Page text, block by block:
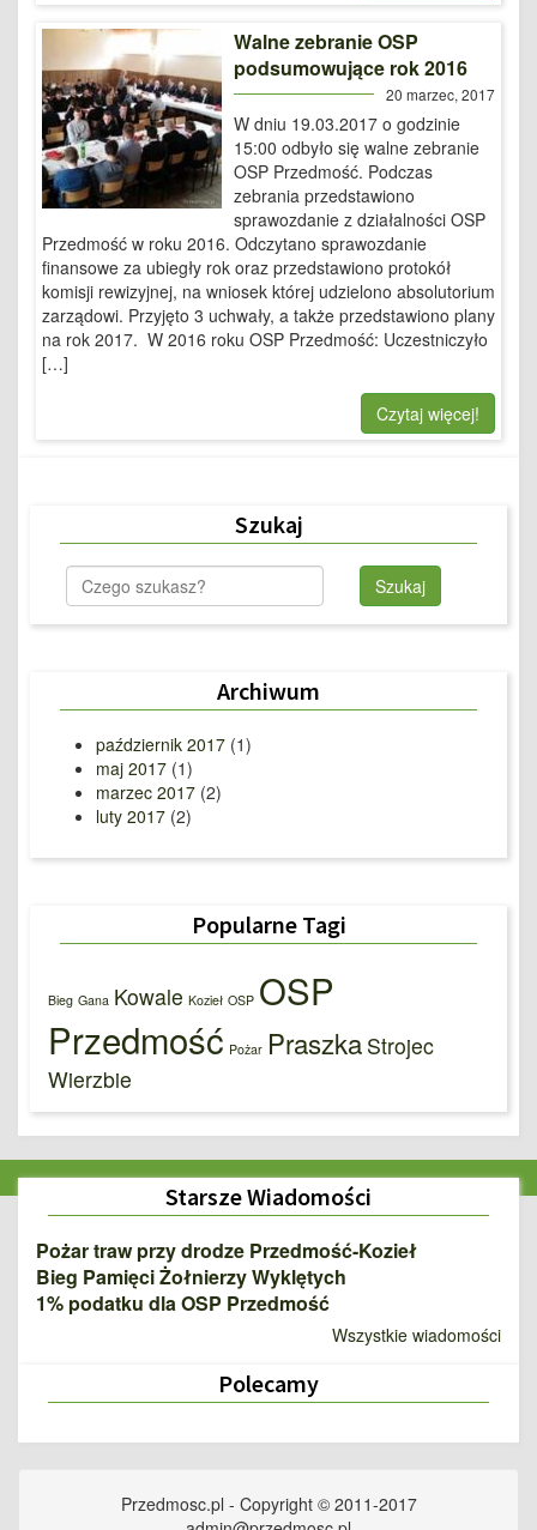
Walne zebranie OSP
podsumowujące rok 2016
20 marzec, 2017
W dniu 19.03.2017 o godzinie
15:00 odbyło się walne zebranie
OSP Przedmość. Podczas
zebrania przedstawiono
sprawozdanie z działalności OSP
Przedmość w roku 2016. Odczytano sprawozdanie
finansowe za ubiegły rok oraz przedstawiono protokół
komisji rewizyjnej, na wniosek której udzielono absolutorium
zarządowi. Przyjęto 3 uchwały, a także przedstawiono plany
na rok 2017. W 2016 roku OSP Przedmość: Uczestniczyło
[…]
Czytaj więcej!
Szukaj
Archiwum
październik 2017 (1)
maj 2017 (1)
marzec 2017 (2)
luty 2017 (2)
Popularne Tagi
Bieg Gana Kowale Kozieł OSP OSP
Przedmość Pożar Praszka Strojec
Wierzbie
Starsze Wiadomości
Pożar traw przy drodze Przedmość-Kozieł
Bieg Pamięci Żołnierzy Wyklętych
1% podatku dla OSP Przedmość
Wszystkie wiadomości
Polecamy
Przedmosc.pl - Copyright © 2011-2017